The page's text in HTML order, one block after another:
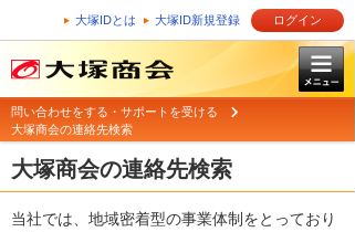
大塚IDとは 大塚ID新規登録 ログイン
問い合わせをする・サポートを受ける
大塚商会の連絡先検索
大塚商会の連絡先検索
当社では、地域密着型の事業体制をとっており